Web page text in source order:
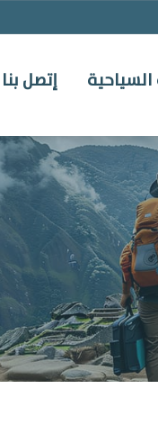
إتصل بنا